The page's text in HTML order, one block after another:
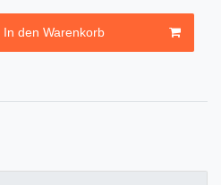
In den Warenkorb